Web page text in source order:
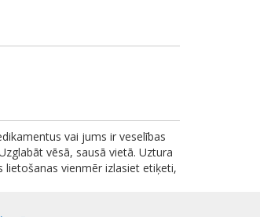
vai jums ir veselības
vēsā, sausā vietā. Uztura
lietošanas vienmēr izlasiet etiķeti,